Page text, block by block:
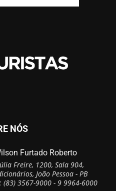
NÓS
Furtado Roberto
Freire, 1200, Sala 904,
João Pessoa - PB
(83) 3567-9000 - 9 9964-6000